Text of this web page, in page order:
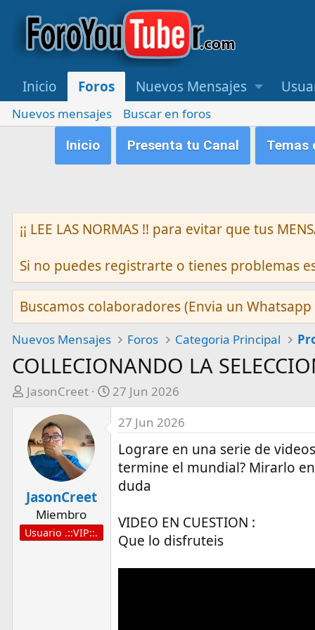
Inicio Foros Nuevos Mensajes
Nuevos mensajes
Buscar en foros
Inicio
Presenta tu Canal Temas
¡¡ LEE LAS NORMAS !! para evitar que tus
Si no puedes registrarte o tienes problemas
Buscamos colaboradores (Envia un Whatsapp
Nuevos Mensajes Foros Categoria Principal
COLLECIONANDO LA
A
o
r
JasonCreet
F
e
d
n
27 Jun 2026
JasonCreet
Miembro
Usuario .::VIP::.
27 Jun 2026
Lograre en una serie de
termine el mundial? Mirarlo
duda
VIDEO EN CUESTION :
Que lo disfruteis